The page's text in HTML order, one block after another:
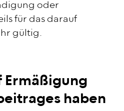
oder
für das darauf
gültig.
haben